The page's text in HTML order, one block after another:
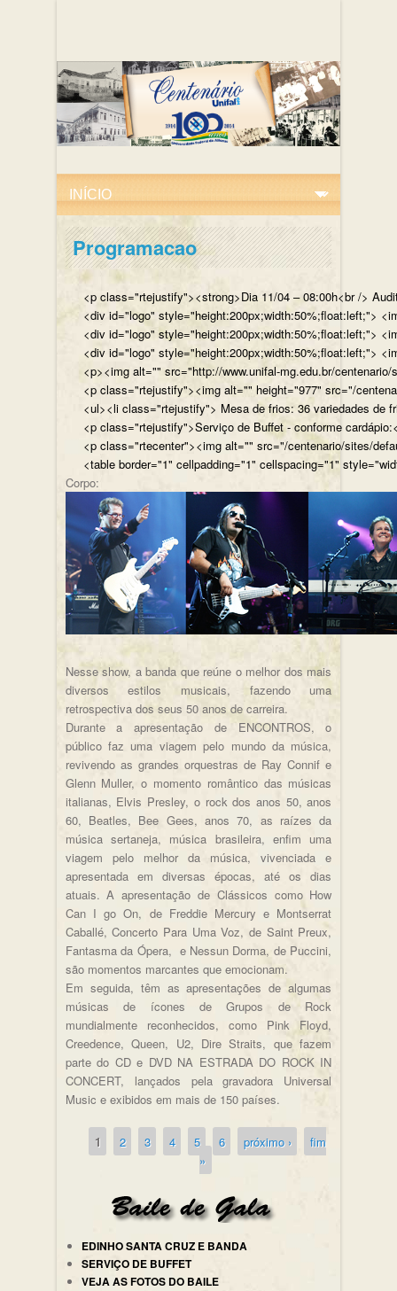
Programacao
<p class="rtejustify"><strong>Dia 11/04 – 08:00h<br />
<div id="logo" style="height:200px;width:50%;float:left;">
<div id="logo" style="height:200px;width:50%;float:left;">
<div id="logo" style="height:200px;width:50%;float:left;">
<p><img alt="" src="http://www.unifal-mg.edu.br/
<p class="rtejustify"><img alt="" height="977" src="/
<ul><li class="rtejustify"> Mesa de frios: 36 variedades de
<p class="rtejustify">Serviço de Buffet - conforme
<p class="rtecenter"><img alt="" src="/centenario/sites/
<table border="1" cellpadding="1" cellspacing="1"
Corpo:
Nesse show, a banda que reúne o melhor dos mais
diversos estilos musicais, fazendo uma
retrospectiva dos seus 50 anos de carreira.
Durante a apresentação de ENCONTROS, o
público faz uma viagem pelo mundo da música,
revivendo as grandes orquestras de Ray Connif e
Glenn Muller, o momento romântico das músicas
italianas, Elvis Presley, o rock dos anos 50, anos
60, Beatles, Bee Gees, anos 70, as raízes da
música sertaneja, música brasileira, enfim uma
viagem pelo melhor da música, vivenciada e
apresentada em diversas épocas, até os dias
atuais. A apresentação de Clássicos como How
Can I go On, de Freddie Mercury e Montserrat
Caballé, Concerto Para Uma Voz, de Saint Preux,
Fantasma da Ópera, e Nessun Dorma, de Puccini,
são momentos marcantes que emocionam.
Em seguida, têm as apresentações de algumas
músicas de ícones de Grupos de Rock
mundialmente reconhecidos, como Pink Floyd,
Creedence, Queen, U2, Dire Straits, que fazem
parte do CD e DVD NA ESTRADA DO ROCK IN
CONCERT, lançados pela gravadora Universal
Music e exibidos em mais de 150 países.
Páginas
1 2 3 4 5 6 próximo ›
fim
»
EDINHO SANTA CRUZ E BANDA
SERVIÇO DE BUFFET
VEJA AS FOTOS DO BAILE